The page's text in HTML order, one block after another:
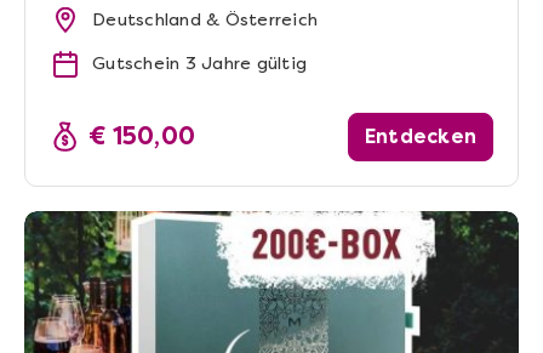
Deutschland & Österreich
Gutschein 3 Jahre gültig
€ 150,00 Entdecken